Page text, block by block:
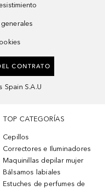
CONTRATO
Spain S.A.U
TOP CATEGORÍAS
Cepillos
Correctores e Iluminadores
Maquinillas depilar mujer
Bálsamos labiales
Estuches de perfumes de